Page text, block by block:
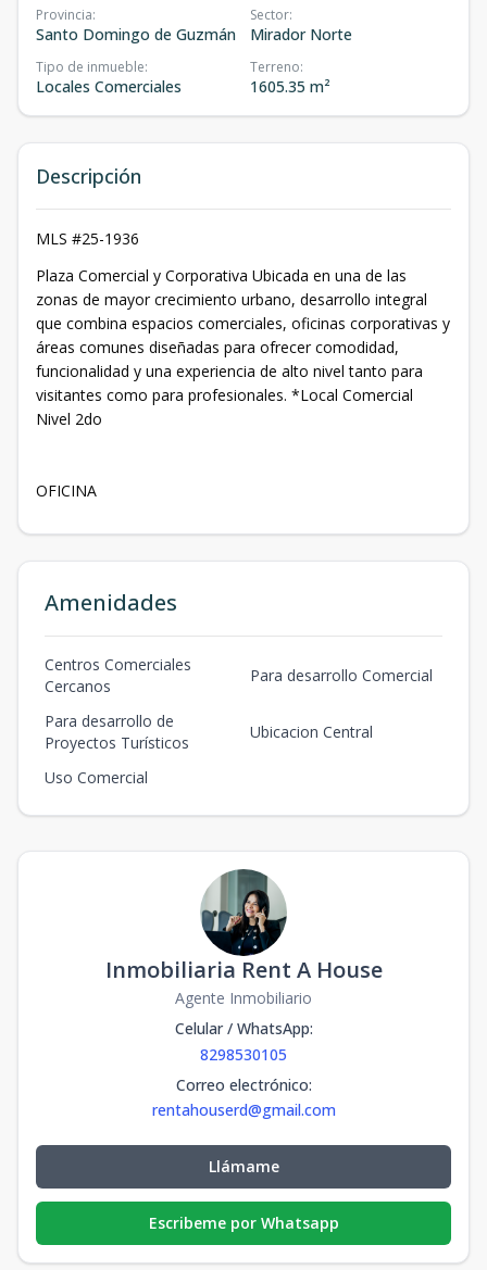
Provincia:
Santo Domingo de Guzmán
Sector:
Mirador Norte
Tipo de inmueble:
Locales Comerciales
Terreno:
1605.35 m²
Descripción
MLS #25-1936
Plaza Comercial y Corporativa Ubicada en una de las
zonas de mayor crecimiento urbano, desarrollo integral
que combina espacios comerciales, oficinas corporativas y
áreas comunes diseñadas para ofrecer comodidad,
funcionalidad y una experiencia de alto nivel tanto para
visitantes como para profesionales. *Local Comercial
Nivel 2do
OFICINA
Amenidades
Centros Comerciales
Cercanos
Para desarrollo Comercial
Para desarrollo de
Proyectos Turísticos
Ubicacion Central
Uso Comercial
Inmobiliaria Rent A House
Agente Inmobiliario
Celular / WhatsApp:
8298530105
Correo electrónico:
rentahouserd@gmail.com
Llámame
Escribeme por Whatsapp